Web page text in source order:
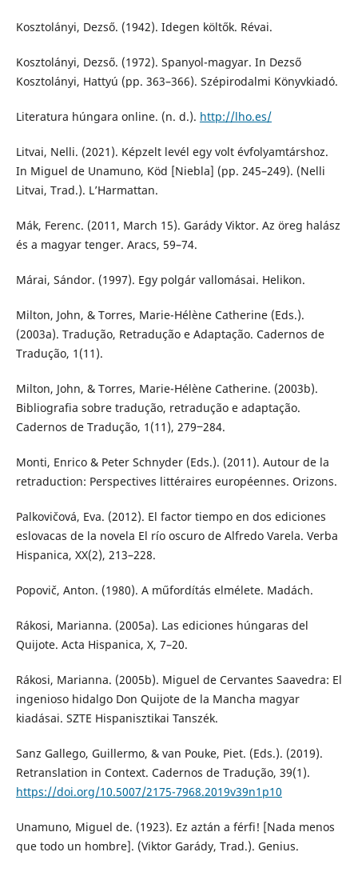
Kosztolányi, Dezső. (1942). Idegen költők. Révai.
Kosztolányi, Dezső. (1972). Spanyol-magyar. In Dezső
Kosztolányi, Hattyú (pp. 363–366). Szépirodalmi Könyvkiadó.
Literatura húngara online. (n. d.). http://lho.es/
Litvai, Nelli. (2021). Képzelt levél egy volt évfolyamtárshoz.
In Miguel de Unamuno, Köd [Niebla] (pp. 245–249). (Nelli
Litvai, Trad.). L’Harmattan.
Mák, Ferenc. (2011, March 15). Garády Viktor. Az öreg halász
és a magyar tenger. Aracs, 59–74.
Márai, Sándor. (1997). Egy polgár vallomásai. Helikon.
Milton, John, & Torres, Marie-Hélène Catherine (Eds.).
(2003a). Tradução, Retradução e Adaptação. Cadernos de
Tradução, 1(11).
Milton, John, & Torres, Marie-Hélène Catherine. (2003b).
Bibliografia sobre tradução, retradução e adaptação.
Cadernos de Tradução, 1(11), 279‒284.
Monti, Enrico & Peter Schnyder (Eds.). (2011). Autour de la
retraduction: Perspectives littéraires européennes. Orizons.
Palkovičová, Eva. (2012). El factor tiempo en dos ediciones
eslovacas de la novela El río oscuro de Alfredo Varela. Verba
Hispanica, XX(2), 213–228.
Popovič, Anton. (1980). A műfordítás elmélete. Madách.
Rákosi, Marianna. (2005a). Las ediciones húngaras del
Quijote. Acta Hispanica, X, 7–20.
Rákosi, Marianna. (2005b). Miguel de Cervantes Saavedra: El
ingenioso hidalgo Don Quijote de la Mancha magyar
kiadásai. SZTE Hispanisztikai Tanszék.
Sanz Gallego, Guillermo, & van Pouke, Piet. (Eds.). (2019).
Retranslation in Context. Cadernos de Tradução, 39(1).
https://doi.org/10.5007/2175-7968.2019v39n1p10
Unamuno, Miguel de. (1923). Ez aztán a férfi! [Nada menos
que todo un hombre]. (Viktor Garády, Trad.). Genius.